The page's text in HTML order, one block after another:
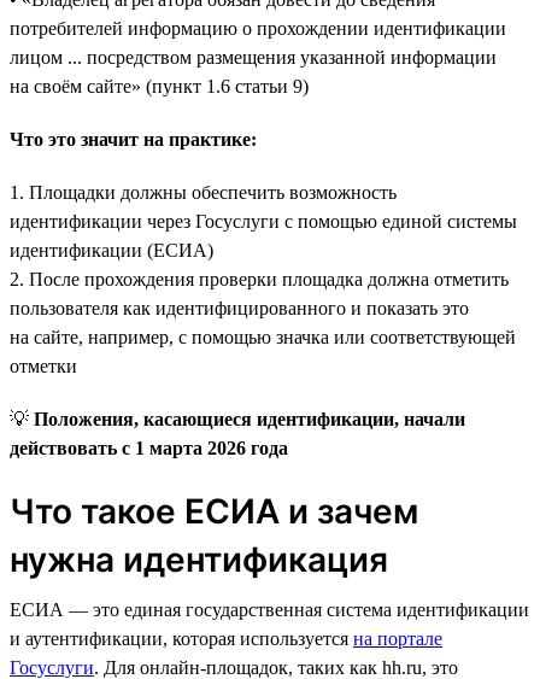
потребителей информацию о прохождении идентификации
лицом ... посредством размещения указанной информации
на своём сайте» (пункт 1.6 статьи 9)
Что это значит на практике:
1. Площадки должны обеспечить возможность
идентификации через Госуслуги с помощью единой системы
идентификации (ЕСИА)
2. После прохождения проверки площадка должна отметить
пользователя как идентифицированного и показать это
на сайте, например, с помощью значка или соответствующей
отметки
💡 Положения, касающиеся идентификации, начали
действовать с 1 марта 2026 года
Что такое ЕСИА и зачем
нужна идентификация
ЕСИА — это единая государственная система идентификации
и аутентификации, которая используется на портале
Госуслуги. Для онлайн-площадок, таких как hh.ru, это